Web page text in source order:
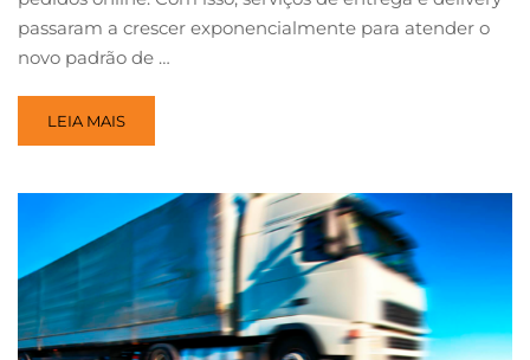
passaram a crescer exponencialmente para atender o
novo padrão de …
LEIA MAIS